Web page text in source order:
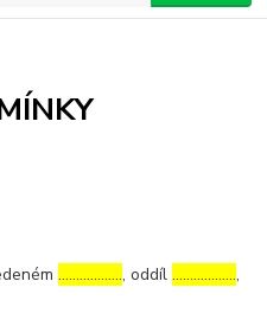
………………, oddíl………………,